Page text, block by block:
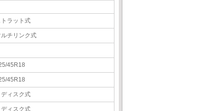
ラット式
チリンク式
45R18
45R18
ィスク式
ィスク式